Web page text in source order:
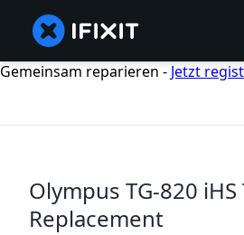
Gemeinsam reparieren - Jetzt
Olympus TG-820
Replacement